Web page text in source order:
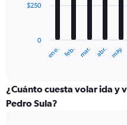
The
categories.
Range:
ene. feb. mar. abr. may.
0
$250
¿Cuánto cuesta volar ida y
Pedro Sula?